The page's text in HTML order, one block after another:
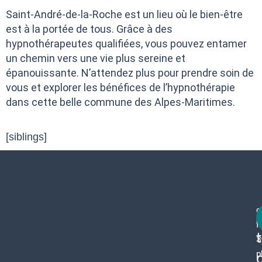
Saint-André-de-la-Roche est un lieu où le bien-être
est à la portée de tous. Grâce à des
hypnothérapeutes qualifiées, vous pouvez entamer
un chemin vers une vie plus sereine et
épanouissante. N’attendez plus pour prendre soin de
vous et explorer les bénéfices de l’hypnothérapie
dans cette belle commune des Alpes-Maritimes.
[siblings]